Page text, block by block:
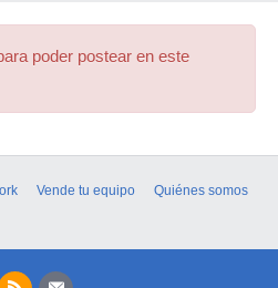
poder postear en este
Vende tu equipo
Quiénes somos